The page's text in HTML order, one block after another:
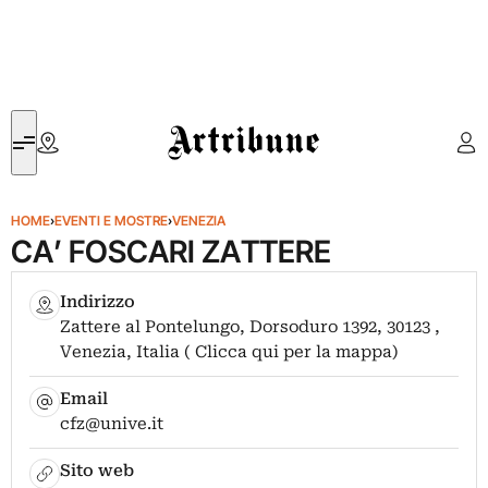
Artribune
HOME›EVENTI E MOSTRE›VENEZIA
CA’ FOSCARI ZATTERE
Indirizzo
Zattere al Pontelungo, Dorsoduro 1392, 30123 ,
Venezia, Italia ( Clicca qui per la mappa)
Email
cfz@unive.it
Sito web